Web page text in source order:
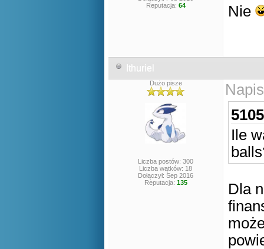
Reputacja: 64 Nie
Ithuriel
Dużo pisze
Liczba postów: 300
Liczba wątków: 18
Dołączył: Sep 2016
Reputacja: 135
Ile
Dla